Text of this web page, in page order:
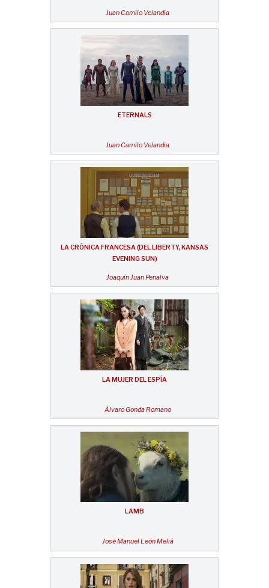
Juan Camilo Velandia
ETERNALS
Juan Camilo Velandia
LA CRÓNICA FRANCESA (DEL LIBERTY, KANSAS
EVENING SUN)
Joaquín Juan Penalva
LA MUJER DEL ESPÍA
Álvaro Gonda Romano
LAMB
José Manuel León Meliá